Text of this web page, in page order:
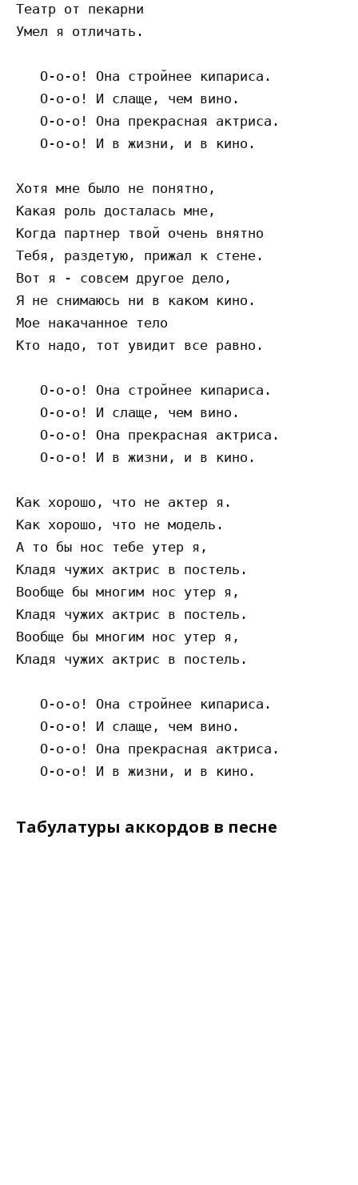
Театр от пекарни
Умел я отличать.
   О-о-о! Она стройнее кипариса.
   О-о-о! И слаще, чем вино.
   О-о-о! Она прекрасная актриса.
   О-о-о! И в жизни, и в кино.
Хотя мне было не понятно,
Какая роль досталась мне,
Когда партнер твой очень внятно
Тебя, раздетую, прижал к стене.
Вот я - совсем другое дело,
Я не снимаюсь ни в каком кино.
Мое накачанное тело
Кто надо, тот увидит все равно.
   О-о-о! Она стройнее кипариса.
   О-о-о! И слаще, чем вино.
   О-о-о! Она прекрасная актриса.
   О-о-о! И в жизни, и в кино.
Как хорошо, что не актер я.
Как хорошо, что не модель.
А то бы нос тебе утер я,
Кладя чужих актрис в постель.
Вообще бы многим нос утер я,
Кладя чужих актрис в постель.
Вообще бы многим нос утер я,
Кладя чужих актрис в постель.
   О-о-о! Она стройнее кипариса.
   О-о-о! И слаще, чем вино.
   О-о-о! Она прекрасная актриса.
Табулатуры аккордов в песне